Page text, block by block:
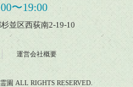
〜19:00
並区西荻南2-19-10
運営会社概要
園 ALL RIGHTS RESERVED.